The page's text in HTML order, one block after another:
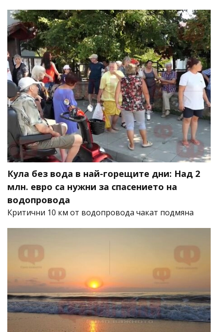
Кула без вода в най-горещите дни: Над 2
млн. евро са нужни за спасението на
водопровода
Критични 10 км от водопровода чакат подмяна